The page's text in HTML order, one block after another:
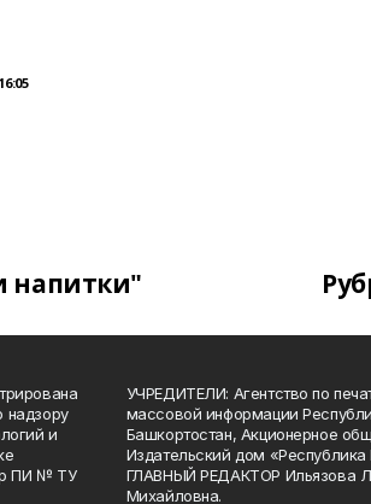
напитки"
надзору
и
ПИ № ТУ
УЧРЕДИТЕЛИ: Агентство по
массовой информации
Башкортостан, Акционерное
Издательский дом «Республика
ГЛАВНЫЙ РЕДАКТОР Ильязова
Михайловна.